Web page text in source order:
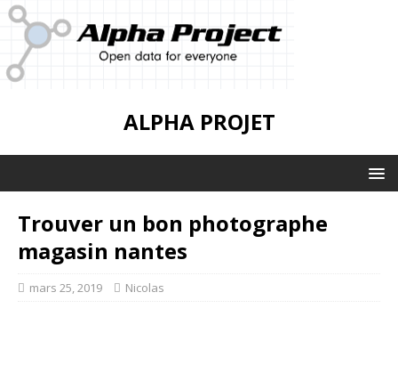
ALPHA PROJET
Trouver un bon photographe
magasin nantes
mars 25, 2019 Nicolas